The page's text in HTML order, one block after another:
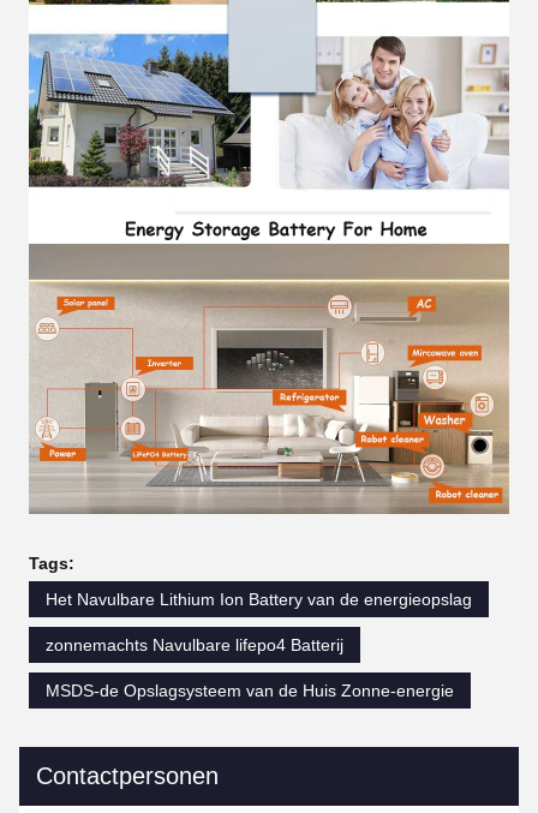
Tags:
Het Navulbare Lithium Ion Battery van de energieopslag
zonnemachts Navulbare lifepo4 Batterij
MSDS-de Opslagsysteem van de Huis Zonne-energie
Contactpersonen